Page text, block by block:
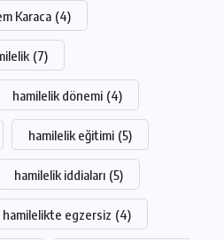
Karaca (4)
(7)
hamilelik dönemi (4)
hamilelik eğitimi (5)
hamilelik iddiaları (5)
hamilelikte egzersiz (4)